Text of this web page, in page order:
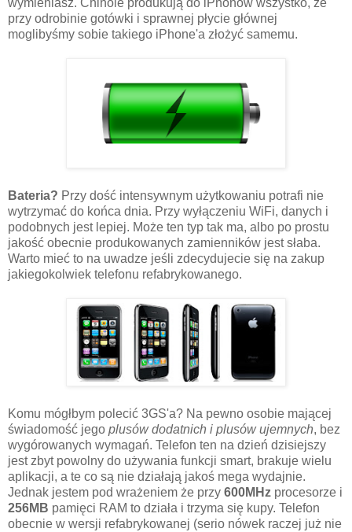
wymieniasz. Chinole produkują do iPhonów wszystko, że
przy odrobinie gotówki i sprawnej płycie głównej
moglibyśmy sobie takiego iPhone'a złożyć samemu.
Bateria? Przy dość intensywnym użytkowaniu potrafi nie
wytrzymać do końca dnia. Przy wyłączeniu WiFi, danych i
podobnych jest lepiej. Może ten typ tak ma, albo po prostu
jakość obecnie produkowanych zamienników jest słaba.
Warto mieć to na uwadze jeśli zdecydujecie się na zakup
jakiegokolwiek telefonu refabrykowanego.
Komu mógłbym polecić 3GS'a? Na pewno osobie mającej
świadomość jego plusów dodatnich i plusów ujemnych, bez
wygórowanych wymagań. Telefon ten na dzień dzisiejszy
jest zbyt powolny do używania funkcji smart, brakuje wielu
aplikacji, a te co są nie działają jakoś mega wydajnie.
Jednak jestem pod wrażeniem że przy 600MHz procesorze i
256MB pamięci RAM to działa i trzyma się kupy. Telefon
obecnie w wersji refabrykowanej (serio nówek raczej już nie